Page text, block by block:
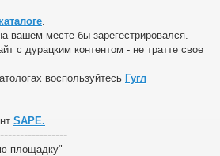
.
вашем месте бы зарегестрировался.
с дурацким контентом - не тратте свое
воспользуйтесь Гугл
SAPE.
площадку"